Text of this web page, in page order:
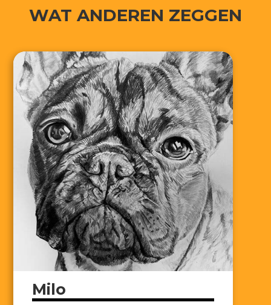
WAT ANDEREN ZEGGEN
Milo